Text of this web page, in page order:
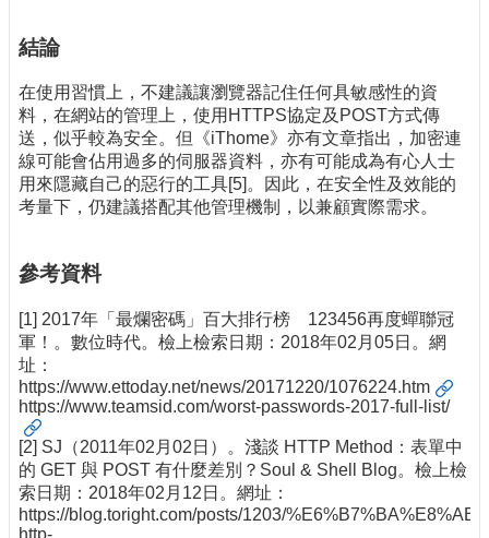
結論
在使用習慣上，不建議讓瀏覽器記住任何具敏感性的資
料，在網站的管理上，使用HTTPS協定及POST方式傳
送，似乎較為安全。但《iThome》亦有文章指出，加密連
線可能會佔用過多的伺服器資料，亦有可能成為有心人士
用來隱藏自己的惡行的工具[5]。因此，在安全性及效能的
考量下，仍建議搭配其他管理機制，以兼顧實際需求。
參考資料
[1] 2017年「最爛密碼」百大排行榜 123456再度蟬聯冠
軍！。數位時代。檢上檢索日期：2018年02月05日。網
址：
https://www.ettoday.net/news/20171220/1076224.htm
https://www.teamsid.com/worst-passwords-2017-full-list/
[2] SJ（2011年02月02日）。淺談 HTTP Method：表單中
的 GET 與 POST 有什麼差別？Soul & Shell Blog。檢上檢
索日期：2018年02月12日。網址：
https://blog.toright.com/posts/1203/
http-